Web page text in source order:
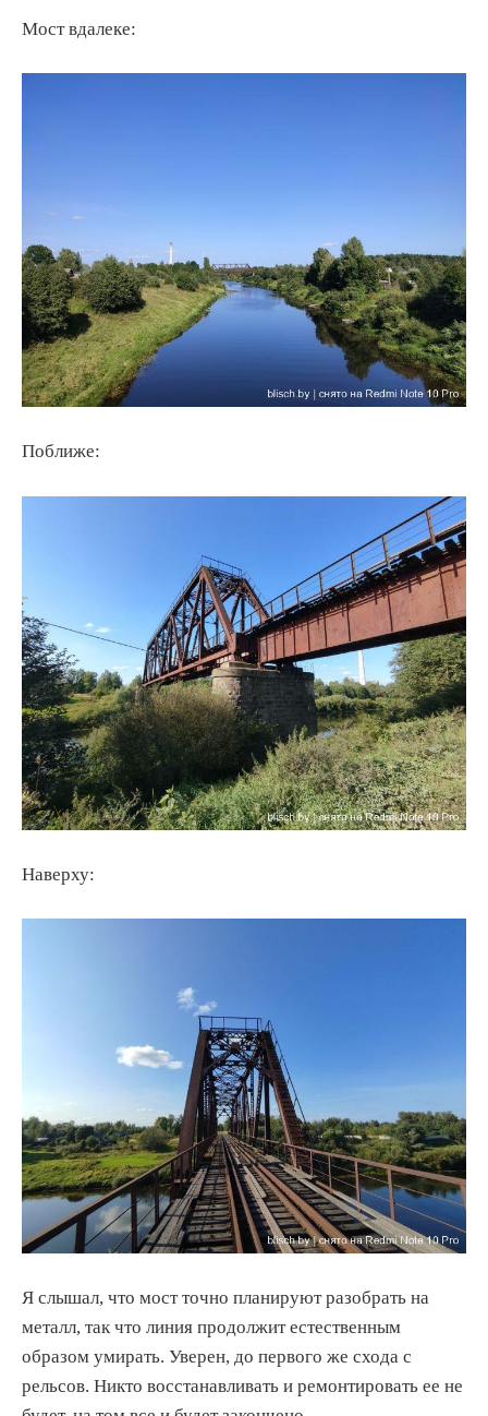
Мост вдалеке:
Поближе:
Наверху:
Я слышал, что мост точно планируют разобрать на
металл, так что линия продолжит естественным
образом умирать. Уверен, до первого же схода с
рельсов. Никто восстанавливать и ремонтировать ее не